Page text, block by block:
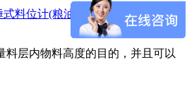
式料位计(粮油加工行业) 日期：2016-
层内物料高度的目的，并且可以